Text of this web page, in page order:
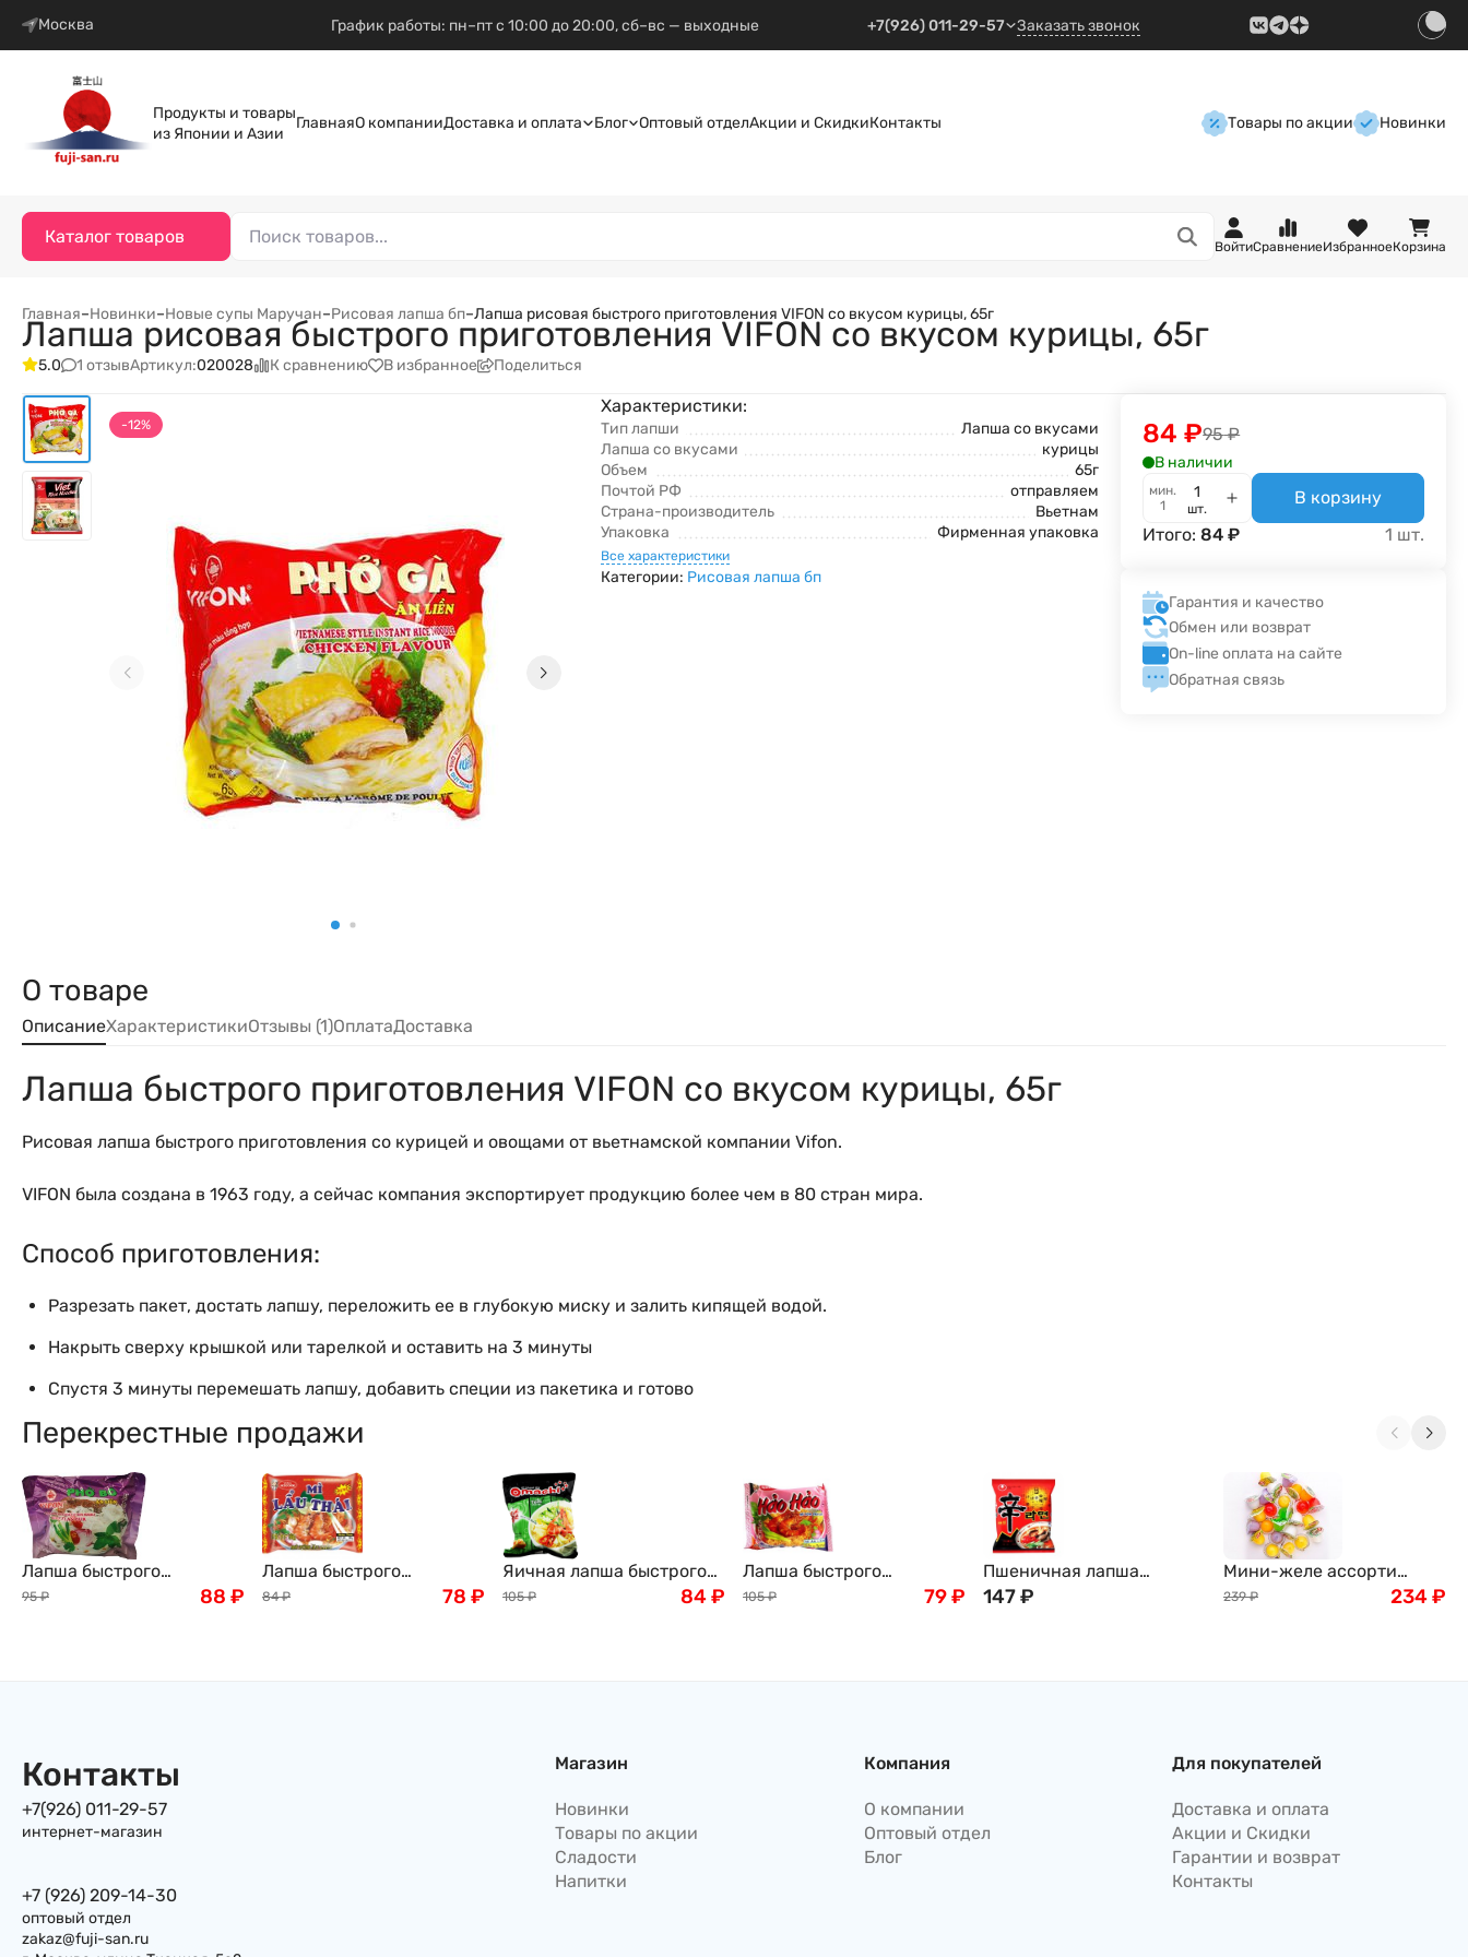
Москва График работы: пн–пт с 10:00 до 20:00, сб–вс — выходные +7(926) 011-29-57 Заказать звонок
Продукты и товары
из Японии и Азии
ГлавнаяО компанииДоставка и оплата Блог Оптовый отделАкции и СкидкиКонтакты Товары по акции Новинки
Каталог товаров
ВойтиСравнениеИзбранноеКорзина
Главная–Новинки–Новые супы Маручан–Рисовая лапша бп–Лапша рисовая быстрого приготовления VIFON со вкусом курицы, 65г
Лапша рисовая быстрого приготовления VIFON со вкусом курицы, 65г
5.0 1 отзывАртикул:020028 К сравнению В избранное Поделиться
-12%
Характеристики:
Тип лапши
Лапша со вкусами
Лапша со вкусами
курицы
Объем
65г
Почтой РФ
отправляем
Страна-производитель
Вьетнам
Упаковка
Фирменная упаковка
Все характеристики
Категории: Рисовая лапша бп
95 ₽
84 ₽
В наличии
мин.
1
шт.
В корзину
Итого:84 ₽ 1 шт.
Гарантия и качество
Обмен или возврат
On-line оплата на сайте
Обратная связь
О товаре
ОписаниеХарактеристикиОтзывы (1)ОплатаДоставка
Лапша быстрого приготовления VIFON со вкусом курицы, 65г
Рисовая лапша быстрого приготовления со курицей и овощами от вьетнамской компании Vifon.
VIFON была создана в 1963 году, а сейчас компания экспортирует продукцию более чем в 80 стран мира.
Способ приготовления:
Разрезать пакет, достать лапшу, переложить ее в глубокую миску и залить кипящей водой.
Накрыть сверху крышкой или тарелкой и оставить на 3 минуты
Спустя 3 минуты перемешать лапшу, добавить специи из пакетика и готово
Перекрестные продажи
Лапша быстрого
приготовления рисовая
95 ₽ 88 ₽
Лапша быстрого
приготовления MI Lau
84 ₽ 78 ₽
Яичная лапша быстрого
приготовления OMACHI
105 ₽ 84₽
Лапша быстрого
приготовления Hao Hao
105 ₽ 79₽
Пшеничная лапша
быстрого приготовления
147₽
Мини-желе ассорти
тропических вкусов New
239 ₽ 234₽
Контакты
+7(926) 011-29-57
интернет-магазин
+7 (926) 209-14-30
оптовый отдел
zakaz@fuji-san.ru
Магазин
Новинки
Товары по акции
Сладости
Напитки
Компания
О компании
Оптовый отдел
Блог
Для покупателей
Доставка и оплата
Акции и Скидки
Гарантии и возврат
Контакты